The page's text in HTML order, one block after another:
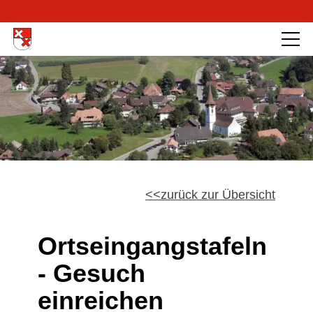
zurück zur Übersicht
Ortseingangstafeln
- Gesuch
einreichen